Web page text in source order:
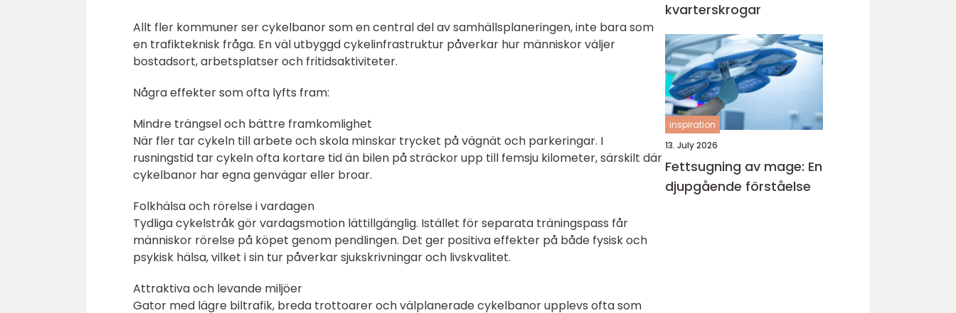
Allt fler kommuner ser cykelbanor som en central del av samhällsplaneringen, inte bara som
en trafikteknisk fråga. En väl utbyggd cykelinfrastruktur påverkar hur människor väljer
bostadsort, arbetsplatser och fritidsaktiviteter.
Några effekter som ofta lyfts fram:
Mindre trängsel och bättre framkomlighet
När fler tar cykeln till arbete och skola minskar trycket på vägnät och parkeringar. I
rusningstid tar cykeln ofta kortare tid än bilen på sträckor upp till femsju kilometer, särskilt där
cykelbanor har egna genvägar eller broar.
Folkhälsa och rörelse i vardagen
Tydliga cykelstråk gör vardagsmotion lättillgänglig. Istället för separata träningspass får
människor rörelse på köpet genom pendlingen. Det ger positiva effekter på både fysisk och
psykisk hälsa, vilket i sin tur påverkar sjukskrivningar och livskvalitet.
Attraktiva och levande miljöer
Gator med lägre biltrafik, breda trottoarer och välplanerade cykelbanor upplevs ofta som
kvarterskrogar
inspiration
13. July 2026
Fettsugning av mage: En
djupgående förståelse